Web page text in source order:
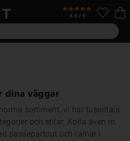
dina väggar
sortiment, vi har tusentals
och stilar. Kolla även in
passepartout och ramar i